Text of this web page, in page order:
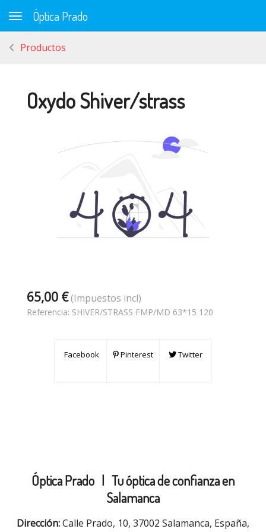
Toggle navigation
Óptica Prado
Productos
Oxydo Shiver/strass
65,00 €(Impuestos incl)
Referencia: SHIVER/STRASS FMP/MD 63*15 120
Facebook Pinterest Twitter
Óptica Prado | Tu óptica de confianza en
Salamanca
Dirección:Calle Prado, 10, 37002 Salamanca, España,